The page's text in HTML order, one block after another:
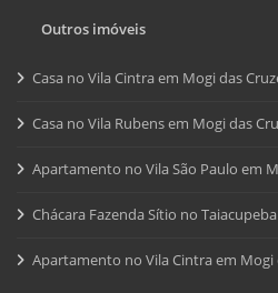
Outros imóveis
Casa no Vila Cintra em Mogi das
Casa no Vila Rubens em Mogi das
Apartamento no Vila São Paulo em
Chácara Fazenda Sítio no
Apartamento no Vila Cintra em Mogi